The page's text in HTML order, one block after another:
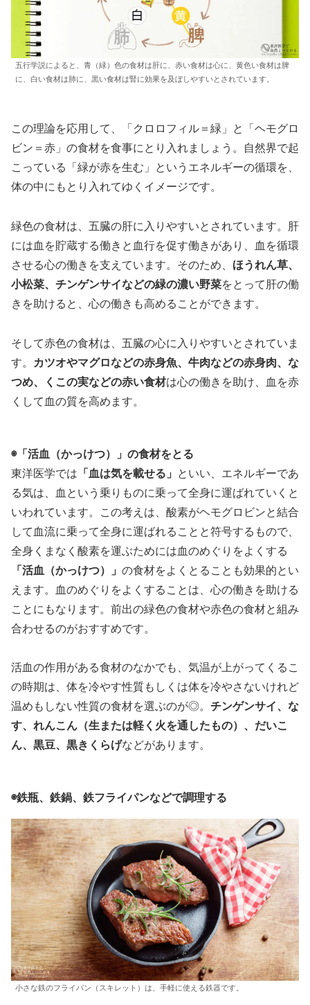
五行学説によると、青（緑）色の食材は肝に、赤い食材は心に、黄色い食材は脾
に、白い食材は肺に、黒い食材は腎に効果を及ぼしやすいとされています。
この理論を応用して、「クロロフィル＝緑」と「ヘモグロ
ビン＝赤」の食材を食事にとり入れましょう。自然界で起
こっている「緑が赤を生む」というエネルギーの循環を、
体の中にもとり入れてゆくイメージです。
緑色の食材は、五臓の肝に入りやすいとされています。肝
には血を貯蔵する働きと血行を促す働きがあり、血を循環
させる心の働きを支えています。そのため、 ほうれん草、
小松菜、チンゲンサイなどの緑の濃い野菜をとって肝の働
きを助けると、心の働きも高めることができます。
そして赤色の食材は、五臓の心に入りやすいとされていま
す。
カツオやマグロなどの赤身魚、牛肉などの赤身肉、な
つめ、くこの実などの赤い食材は心の働きを助け、血を赤
くして血の質を高めます。
◉「活血（かっけつ）」の食材をとる
東洋医学では 「血は気を載せる」
といい、エネルギーであ
る気は、血という乗りものに乗って全身に運ばれていくと
いわれています。この考えは、酸素がヘモグロビンと結合
して血流に乗って全身に運ばれることと符号するもので、
全身くまなく酸素を運ぶためには血のめぐりをよくする
「活血（かっけつ）」 の食材をよくとることも効果的とい
えます。血のめぐりをよくすることは、心の働きを助ける
ことにもなります。前出の緑色の食材や赤色の食材と組み
合わせるのがおすすめです。
活血の作用がある食材のなかでも、気温が上がってくるこ
の時期は、体を冷やす性質もしくは体を冷やさないけれど
温めもしない性質の食材を選ぶのが◎。 チンゲンサイ、な
す、れんこん（生または軽く火を通したもの）、だいこ
ん、黒豆、黒きくらげなどがあります。
◉鉄瓶、鉄鍋、鉄フライパンなどで調理する
小さな鉄のフライパン（スキレット）は、手軽に使える鉄器です。